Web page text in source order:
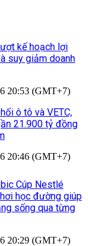
kế hoạch lợi
suy giảm doanh
20:53 (GMT+7)
ô tô và VETC,
21.900 tỷ đồng
20:46 (GMT+7)
Cúp Nestlé
học đường giúp
sống qua từng
20:29 (GMT+7)